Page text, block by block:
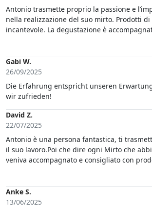
Antonio trasmette proprio la passione e
nella realizzazione del suo mirto. Prodotti
incantevole. La degustazione è
Gabi W.
26/09/2025
Die Erfahrung entspricht unseren
wir zufrieden!
David Z.
22/07/2025
Antonio è una persona fantastica, ti
il suo lavoro.Poi che dire ogni Mirto che
veniva accompagnato e consigliato con
ed ha reso l’esperienza veramente
Anke S.
13/06/2025